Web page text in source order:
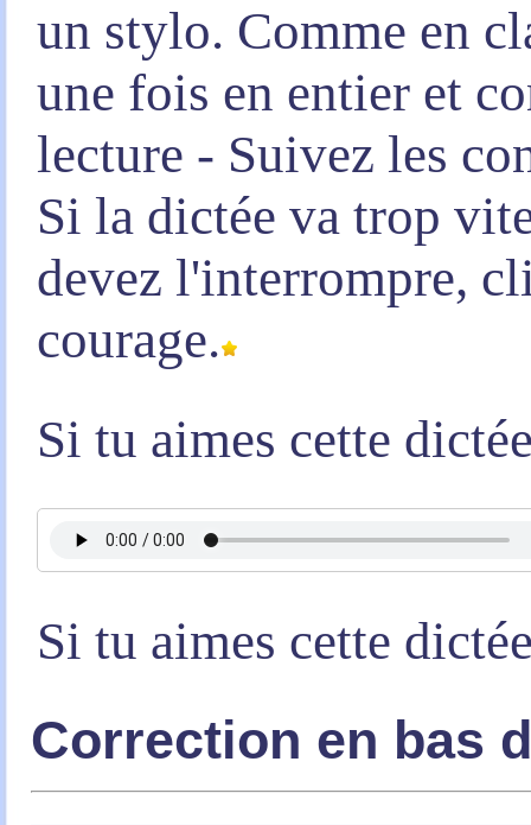
un stylo. Comme en
une fois en entier et
lecture - Suivez les
Si la dictée va trop
devez l'interrompre,
courage.
Si tu aimes cette
Si tu aimes cette
Correction en bas